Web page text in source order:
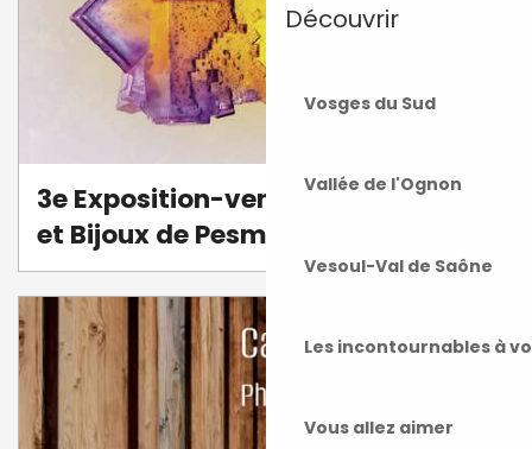
Découvrir
Vosges du Sud
Vallée de l'Ognon
Vesoul-Val de Saône
Les incontournables à
Vous allez aimer
3e Exposition-vente de Minéraux
et Bijoux de Pesmes